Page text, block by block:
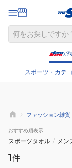
スポーツ・カテ
ファッション雑
おすすめ順表示
スポーツタオル / メン
1件